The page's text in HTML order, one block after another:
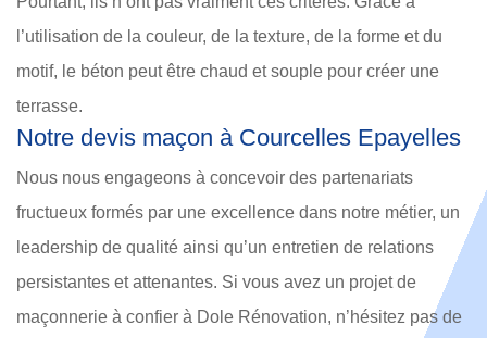
l’utilisation de la couleur, de la texture, de la forme et du
motif, le béton peut être chaud et souple pour créer une
terrasse.
Notre devis maçon à Courcelles Epayelles
Nous nous engageons à concevoir des partenariats
fructueux formés par une excellence dans notre métier, un
leadership de qualité ainsi qu’un entretien de relations
persistantes et attenantes. Si vous avez un projet de
maçonnerie à confier à Dole Rénovation, n’hésitez pas de